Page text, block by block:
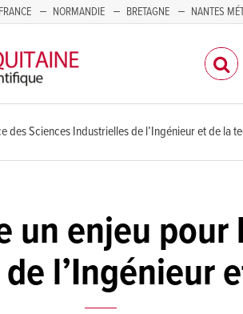
NORMANDIE BRETAGNE NANTES
des Sciences Industrielles de l’Ingénieur et de la
enjeu pour
l’Ingénieur